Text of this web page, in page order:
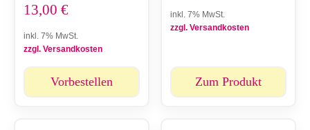
13,00 €
inkl. 7% MwSt.
zzgl. Versandkosten
Vorbestellen
inkl. 7% MwSt.
zzgl. Versandkosten
Zum Produkt